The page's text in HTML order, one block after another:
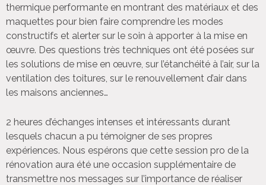
thermique performante en montrant des matériaux et des
maquettes pour bien faire comprendre les modes
constructifs et alerter sur le soin à apporter à la mise en
œuvre. Des questions très techniques ont été posées sur
les solutions de mise en œuvre, sur l’étanchéité à l’air, sur la
ventilation des toitures, sur le renouvellement d’air dans
les maisons anciennes…
2 heures d’échanges intenses et intéressants durant
lesquels chacun a pu témoigner de ses propres
expériences. Nous espérons que cette session pro de la
rénovation aura été une occasion supplémentaire de
transmettre nos messages sur l’importance de réaliser